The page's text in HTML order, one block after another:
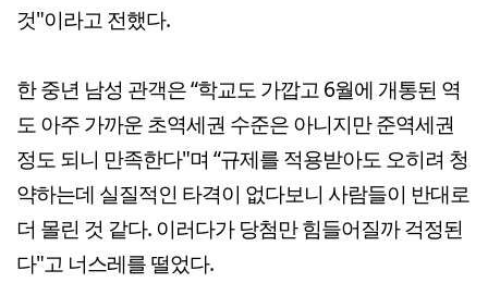
것"이라고 전했다.
한 중년 남성 관객은 “학교도 가깝고 6월에 개통된 역
도 아주 가까운 초역세권 수준은 아니지만 준역세권
정도 되니 만족한다"며 “규제를 적용받아도 오히려 청
약하는데 실질적인 타격이 없다보니 사람들이 반대로
더 몰린 것 같다. 이러다가 당첨만 힘들어질까 걱정된
다"고 너스레를 떨었다.